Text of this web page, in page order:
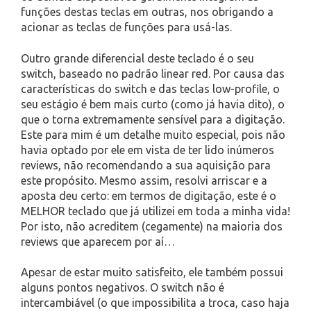
funções destas teclas em outras, nos obrigando a
acionar as teclas de funções para usá-las.
Outro grande diferencial deste teclado é o seu
switch, baseado no padrão linear red. Por causa das
características do switch e das teclas low-profile, o
seu estágio é bem mais curto (como já havia dito), o
que o torna extremamente sensível para a digitação.
Este para mim é um detalhe muito especial, pois não
havia optado por ele em vista de ter lido inúmeros
reviews, não recomendando a sua aquisição para
este propósito. Mesmo assim, resolvi arriscar e a
aposta deu certo: em termos de digitação, este é o
MELHOR teclado que já utilizei em toda a minha vida!
Por isto, não acreditem (cegamente) na maioria dos
reviews que aparecem por aí…
Apesar de estar muito satisfeito, ele também possui
alguns pontos negativos. O switch não é
intercambiável (o que impossibilita a troca, caso haja